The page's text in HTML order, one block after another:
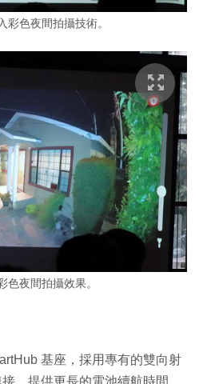
彩色夜間拍攝技術。
色夜間拍攝效果。
基座，採用專有的雙向射
，提供更長的電池續航時間，